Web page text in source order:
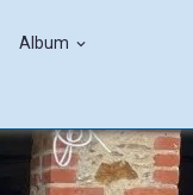
Album